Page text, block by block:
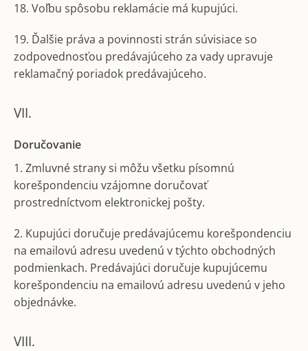
18. Voľbu spôsobu reklamácie má kupujúci.
19. Ďalšie práva a povinnosti strán súvisiace so
zodpovednosťou predávajúceho za vady upravuje
reklamačný poriadok predávajúceho.
VII.
Doručovanie
1. Zmluvné strany si môžu všetku písomnú
korešpondenciu vzájomne doručovať
prostredníctvom elektronickej pošty.
2. Kupujúci doručuje predávajúcemu korešpondenciu
na emailovú adresu uvedenú v týchto obchodných
podmienkach. Predávajúci doručuje kupujúcemu
korešpondenciu na emailovú adresu uvedenú v jeho
objednávke.
VIII.